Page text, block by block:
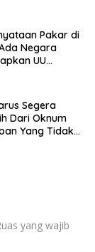
Pakar di
Negara
UU
Segera
Dari Oknum
Yang Tidak
yang wajib